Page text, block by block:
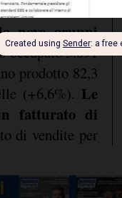
- stesso numero
nove gruppi
occupato 3.091
prodotto 82,3
(+6,6%). Le
fatturato di
di vendite per